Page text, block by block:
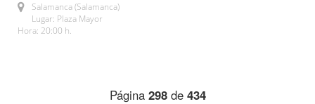
Salamanca (Salamanca)
Lugar: Plaza Mayor
Hora: 20:00 h.
Página 298de 434